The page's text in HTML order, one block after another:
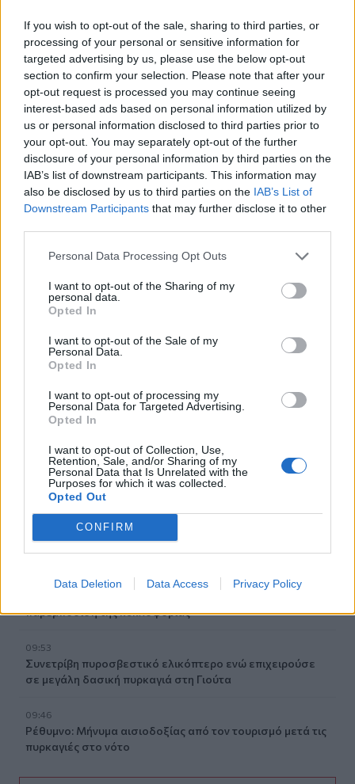
If you wish to opt-out of the sale, sharing to third parties, or
processing of your personal or sensitive information for
targeted advertising by us, please use the below opt-out
section to confirm your selection. Please note that after your
opt-out request is processed you may continue seeing
interest-based ads based on personal information utilized by
us or personal information disclosed to third parties prior to
your opt-out. You may separately opt-out of the further
disclosure of your personal information by third parties on the
IAB’s list of downstream participants. This information may
also be disclosed by us to third parties on the IAB’s List of
Downstream Participants that may further disclose it to other
Personal Data Processing Opt Outs
I want to opt-out of the Sharing of my
personal data.
Opted In
I want to opt-out of the Sale of my
Personal Data.
Opted In
I want to opt-out of processing my
Personal Data for Targeted Advertising.
Opted In
I want to opt-out of Collection, Use,
Retention, Sale, and/or Sharing of my
Personal Data that Is Unrelated with the
Purposes for which it was collected.
Opted Out
CONFIRM
Data Deletion Data Access Privacy Policy
10:48
Χαρδαλιάς: Καμία ανεμογεννήτρια σε καμένες και
αναδασωτέες περιοχές της Αττικής
10:42
Ο «χάρτης» των πληρωμών από τον e-ΕΦΚΑ και τη ΔΥΠΑ
έως τις 14 Αυγούστου
10:40
Γαύδος: Επιχείρηση διάσωσης 31χρονης από δύσβατο
σημείο
46χρονης
Δημήτρης Παπαμιχαήλ: Το «λεβεντόπαιδο» που έγραψε
Μαγειρέματα»
Λάρισα: Μάχη στη ΜΕΘ για τον 43χρονο που έπεσε από
ηλεκτρικό πατίνι
10:05
Στο επίκεντρο τα ζητήματα των στρατιωτικών του
Ηρακλείου – Συνάντηση με τον Κωνσταντίνο
Κεφαλογιάννη
παρεμπόδιση της κυκλοφορίας
09:53
Συνετρίβη πυροσβεστικό ελικόπτερο ενώ επιχειρούσε
σε μεγάλη δασική πυρκαγιά στη Γιούτα
09:46
Ρέθυμνο: Μήνυμα αισιοδοξίας από τον τουρισμό μετά τις
πυρκαγιές στο νότο